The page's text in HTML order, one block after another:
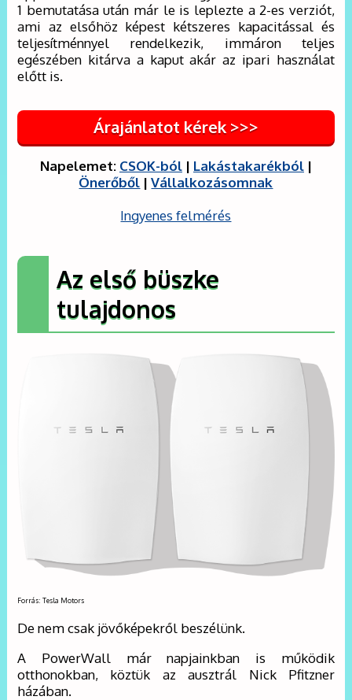
1 bemutatása után már le is leplezte a 2-es verziót,
ami az elsőhöz képest kétszeres kapacitással és
teljesítménnyel rendelkezik, immáron teljes
egészében kitárva a kaput akár az ipari használat
előtt is.
Árajánlatot kérek >>>
Napelemet: CSOK-ból| Lakástakarékból|
Önerőből |Vállalkozásomnak
Ingyenes felmérés
Az első büszke
tulajdonos
Forrás: Tesla Motors
De nem csak jövőképekről beszélünk.
A PowerWall már napjainkban is működik
otthonokban, köztük az ausztrál Nick Pfitzner
házában.